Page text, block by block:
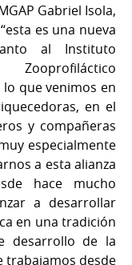
Gabriel Isola,
es una nueva
al Instituto
que venimos en
en el
y compañeras
especialmente
a esta alianza
hace mucho
a desarrollar
en una tradición
desarrollo de la
trabajamos desde